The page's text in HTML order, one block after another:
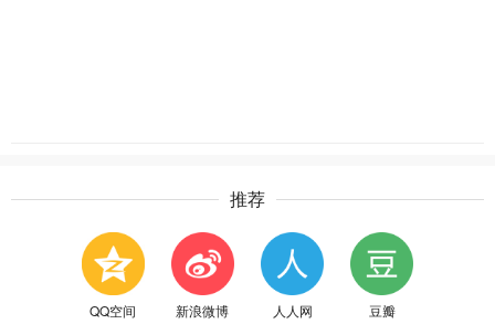
推荐
QQ空间 新浪微博 人人网 豆瓣